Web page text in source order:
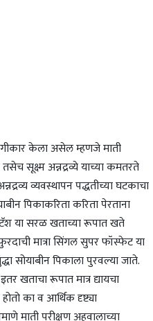
केला असेल म्हणजे माती
सूक्ष्म अन्नद्रव्ये याच्या कमतरते
व्यवस्थापन पद्धतीच्या घटकाचा
पिकाकरिता करिता पेरताना
या सरळ खताच्या रूपात खते
मात्रा सिंगल सुपर फॉस्फेट या
सोयाबीन पिकाला पुरवल्या जाते.
खताचा रूपात मात्र द्यायचा
का व आर्थिक दृष्ट्या
माती परीक्षण अहवालाच्या